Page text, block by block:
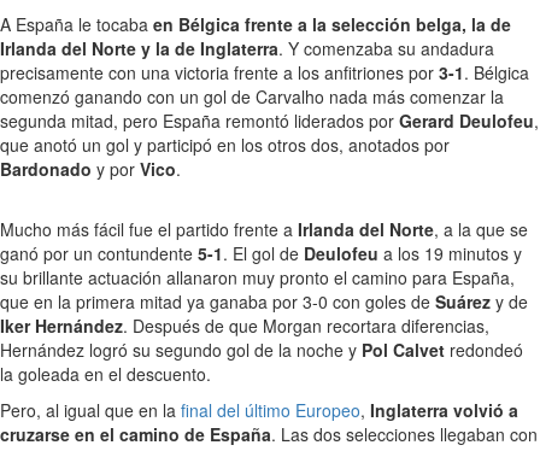
A España le tocaba en Bélgica frente a la selección belga, la de
Irlanda del Norte y la de Inglaterra. Y comenzaba su andadura
precisamente con una victoria frente a los anfitriones por 3-1. Bélgica
comenzó ganando con un gol de Carvalho nada más comenzar la
segunda mitad, pero España remontó liderados por Gerard Deulofeu,
que anotó un gol y participó en los otros dos, anotados por
Bardonado y por Vico.
Mucho más fácil fue el partido frente a Irlanda del Norte, a la que se
ganó por un contundente 5-1. El gol de Deulofeu a los 19 minutos y
su brillante actuación allanaron muy pronto el camino para España,
que en la primera mitad ya ganaba por 3-0 con goles de Suárez y de
Iker Hernández. Después de que Morgan recortara diferencias,
Hernández logró su segundo gol de la noche y Pol Calvet redondeó
la goleada en el descuento.
Pero, al igual que en la final del último Europeo, Inglaterra volvió a
cruzarse en el camino de España. Las dos selecciones llegaban con